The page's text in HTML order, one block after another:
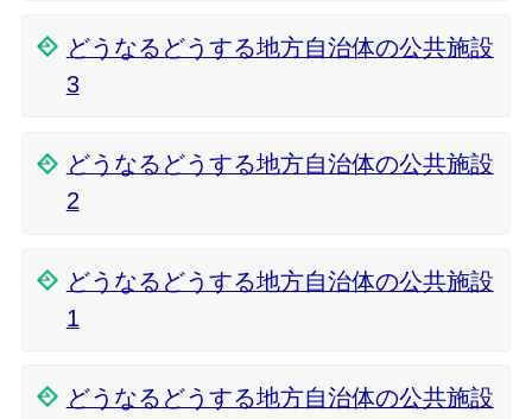
どうなるどうする地方自治体の公共施設
3
どうなるどうする地方自治体の公共施設
2
どうなるどうする地方自治体の公共施設
1
どうなるどうする地方自治体の公共施設